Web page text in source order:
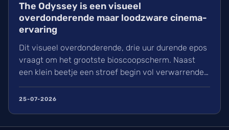
The Odyssey is een visueel
overdonderende maar loodzware cinema-
ervaring
Dit visueel overdonderende, drie uur durende epos
vraagt om het grootste bioscoopscherm. Naast
een klein beetje een stroef begin vol verwarrende
flashbacks en wisselend acteerwerk, evolueert de
film in een indrukwekkend epos vol praktische
25-07-2026